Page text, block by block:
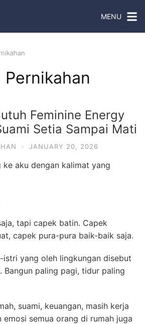
MENU
Feminine Energy
Setia Sampai Mati
· JANUARY 20, 2026
aku dengan kalimat yang
tapi capek batin. Capek
capek pura-pura baik-baik saja.
istri yang oleh lingkungan disebut
Bangun paling pagi, tidur paling
suami, keuangan, masih kerja
emosi semua orang di rumah juga